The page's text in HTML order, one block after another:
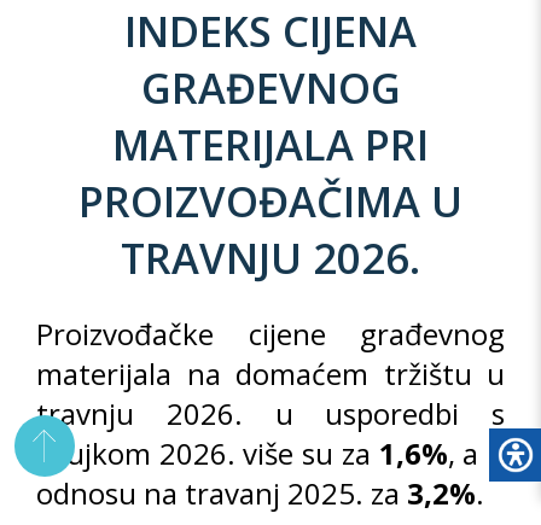
INDEKS CIJENA
GRAĐEVNOG
MATERIJALA PRI
PROIZVOĐAČIMA U
TRAVNJU 2026.
Proizvođačke cijene građevnog
materijala na domaćem tržištu u
travnju 2026. u usporedbi s
ožujkom 2026. više su za 1,6%, a u
odnosu na travanj 2025. za 3,2%.